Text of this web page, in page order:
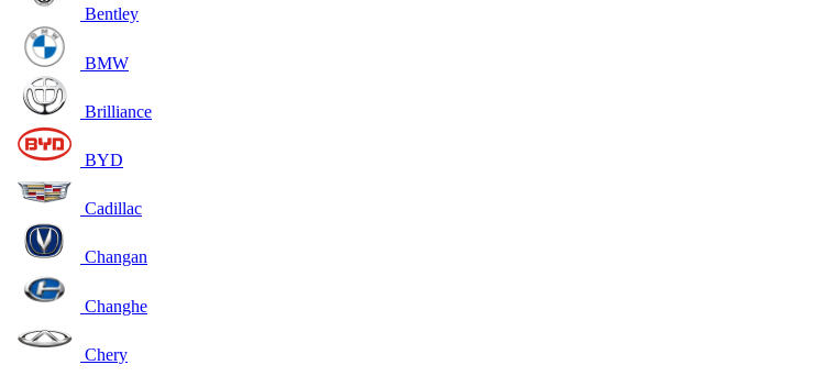
Bentley
BMW
Brilliance
BYD
Cadillac
Changan
Changhe
Chery